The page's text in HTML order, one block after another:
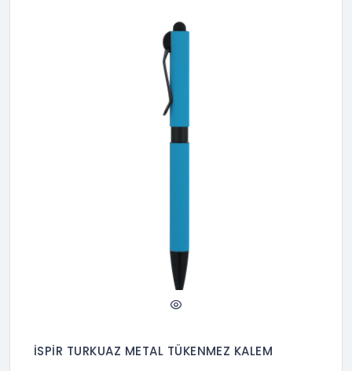
İSPİR TURKUAZ METAL TÜKENMEZ KALEM